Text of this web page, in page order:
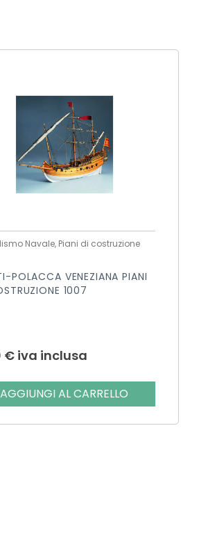
Navale, Piani di costruzione
POLACCA VENEZIANA PIANI
1007
€ iva inclusa
AGGIUNGI AL CARRELLO